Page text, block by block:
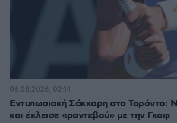
Εντυπωσιακή Σάκκαρη στο Τορόντο:
και έκλεισε «ραντεβού» με την Γκοφ
06.08.2026, 02:14